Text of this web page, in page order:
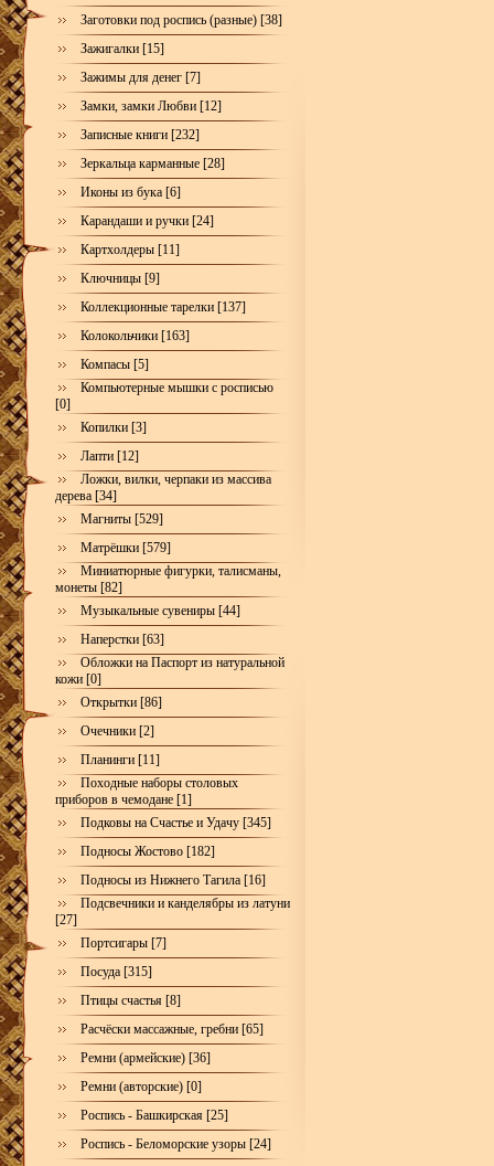
Заготовки под роспись (разные) [38]
Зажигалки [15]
Зажимы для денег [7]
Замки, замки Любви [12]
Записные книги [232]
Зеркальца карманные [28]
Иконы из бука [6]
Карандаши и ручки [24]
Картхолдеры [11]
Ключницы [9]
Коллекционные тарелки [137]
Колокольчики [163]
Компасы [5]
Компьютерные мышки с росписью
[0]
Копилки [3]
Лапти [12]
Ложки, вилки, черпаки из массива
дерева [34]
Магниты [529]
Матрёшки [579]
Миниатюрные фигурки, талисманы,
монеты [82]
Музыкальные сувениры [44]
Наперстки [63]
Обложки на Паспорт из натуральной
кожи [0]
Открытки [86]
Очечники [2]
Планинги [11]
Походные наборы столовых
приборов в чемодане [1]
Подковы на Счастье и Удачу [345]
Подносы Жостово [182]
Подносы из Нижнего Тагила [16]
Подсвечники и канделябры из латуни
[27]
Портсигары [7]
Посуда [315]
Птицы счастья [8]
Расчёски массажные, гребни [65]
Ремни (армейские) [36]
Ремни (авторские) [0]
Роспись - Башкирская [25]
Роспись - Беломорские узоры [24]